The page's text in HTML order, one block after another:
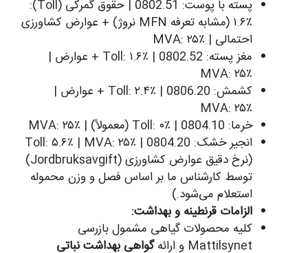
پسته با پوست: 0802.51 | حقوق گمرکی (Toll):
۱.۶٪ (مشابه تعرفه MFN نروژ) + عوارض کشاورزی
احتمالی | MVA: ۲۵٪
مغز پسته: 0802.52 | Toll: ۱.۶٪ + عوارض |
MVA: ۲۵٪
کشمش: 0806.20 | Toll: ۲.۴٪ + عوارض |
MVA: ۲۵٪
خرما: 0804.10 | Toll: ۰٪ (معمولاً) | MVA: ۲۵٪
انجیر خشک: 0804.20 | Toll: ۵.۶٪ | MVA: ۲۵٪
(نرخ دقیق عوارض کشاورزی (Jordbruksavgift)
توسط کارشناس ما بر اساس فصل و وزن محموله
استعلام می‌شود.)
الزامات قرنطینه و بهداشت:
کلیه محصولات گیاهی مشمول بازرسی
Mattilsynet و ارائه
گواهی بهداشت نباتی